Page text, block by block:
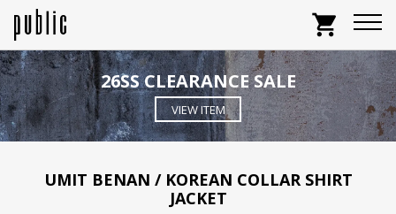
shopping_cart
26SS CLEARANCE SALE
VIEW ITEM
UMIT BENAN / KOREAN COLLAR SHIRT
JACKET